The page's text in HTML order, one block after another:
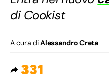
di Cookist
A cura diAlessandro Creta
331